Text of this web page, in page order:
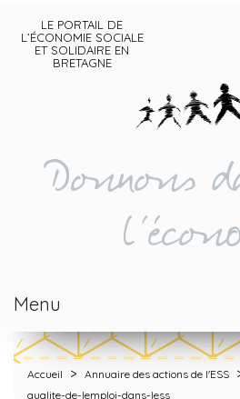
LE PORTAIL DE
L’ÉCONOMIE SOCIALE
ET SOLIDAIRE EN
BRETAGNE
Donnons
Menu
Accueil > Annuaire des actions de l'ESS
qualite-de-lemploi-dans-less